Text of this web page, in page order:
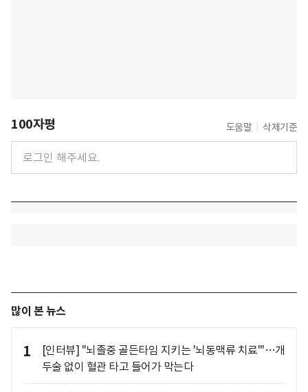
100자평 도움말 삭제기준
많이 본 뉴스
1
[인터뷰] "뇌졸중 골든타임 지키는 '뇌동맥류 치료'"…개
두술 없이 혈관 타고 들어가 막는다